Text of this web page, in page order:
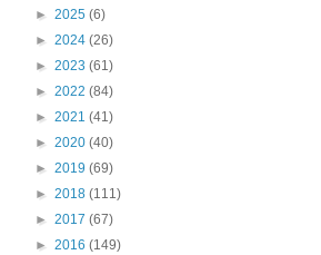
► 2025 (6)
► 2024 (26)
► 2023 (61)
► 2022 (84)
► 2021 (41)
► 2020 (40)
► 2019 (69)
► 2018 (111)
► 2017 (67)
► 2016 (149)